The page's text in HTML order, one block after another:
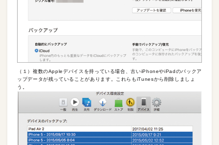
（１）複数のAppleデバイスを持っている場合、古いiPhoneやiPadのバックア
ップデータが残っていることがあります。これらもiTunesから削除しましょ
う。